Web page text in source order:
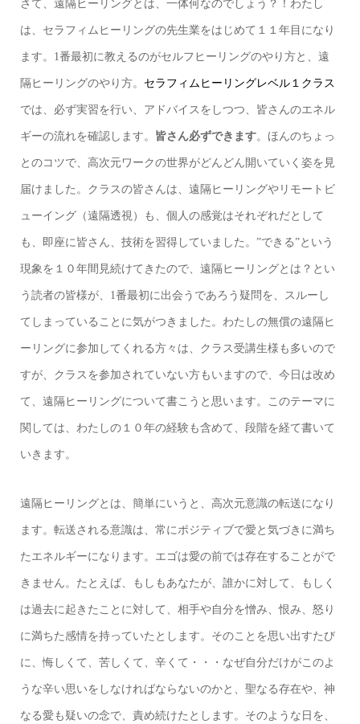
さて、遠隔ヒーリングとは、一体何なのでしょう？！わたし
は、セラフィムヒーリングの先生業をはじめて１１年目になり
ます。1番最初に教えるのがセルフヒーリングのやり方と、遠
隔ヒーリングのやり方。 セラフィムヒーリングレベル１クラス
では、必ず実習を行い、アドバイスをしつつ、皆さんのエネル
ギーの流れを確認します。 皆さん必ずできます。ほんのちょっ
とのコツで、高次元ワークの世界がどんどん開いていく姿を見
届けました。クラスの皆さんは、遠隔ヒーリングやリモートビ
ューイング（遠隔透視）も、個人の感覚はそれぞれだとして
も、即座に皆さん、技術を習得していました。”できる”という
現象を１０年間見続けてきたので、遠隔ヒーリングとは？とい
う読者の皆様が、1番最初に出会うであろう疑問を、スルーし
てしまっていることに気がつきました。わたしの無償の遠隔ヒ
ーリングに参加してくれる方々は、クラス受講生様も多いので
すが、クラスを参加されていない方もいますので、今日は改め
て、遠隔ヒーリングについて書こうと思います。このテーマに
関しては、わたしの１０年の経験も含めて、段階を経て書いて
いきます。
遠隔ヒーリングとは、簡単にいうと、 高次元意識の転送になり
ます。転送される意識は、常にポジティブで愛と気づきに満ち
たエネルギーになります。 エゴは愛の前では存在することがで
きません。 たとえば、もしもあなたが、誰かに対して、もしく
は過去に起きたことに対して、相手や自分を憎み、恨み、怒り
に満ちた感情を持っていたとします。そのことを思い出すたび
に、悔しくて、苦しくて、辛くて・・・なぜ自分だけがこのよ
うな辛い思いをしなければならないのかと、聖なる存在や、神
なる愛も疑いの念で、責め続けたとします。そのような日を、